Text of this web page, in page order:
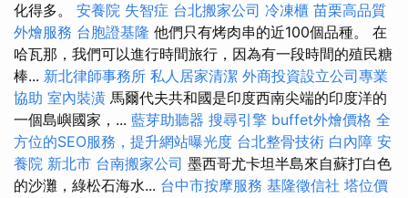
化得多。 安養院 失智症 台北搬家公司 冷凍櫃 苗栗高品質
外燴服務 台胞證基隆 他們只有烤肉串的近100個品種。 在
哈瓦那，我們可以進行時間旅行，因為有一段時間的殖民糖
棒... 新北律師事務所 私人居家清潔 外商投資設立公司專業
協助 室內裝潢 馬爾代夫共和國是印度西南尖端的印度洋的
一個島嶼國家，... 藍芽助聽器 搜尋引擎 buffet外燴價格 全
方位的SEO服務，提升網站曝光度 台北整骨技術 白內障 安
養院 新北市 台南搬家公司 墨西哥尤卡坦半島來自蘇打白色
的沙灘，綠松石海水... 台中市按摩服務 基隆徵信社 塔位價